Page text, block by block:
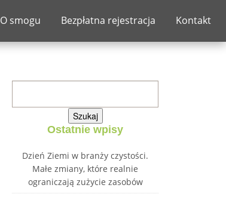
O smogu Bezpłatna rejestracja Kontakt
Ostatnie wpisy
Dzień Ziemi w branży czystości.
Małe zmiany, które realnie
ograniczają zużycie zasobów